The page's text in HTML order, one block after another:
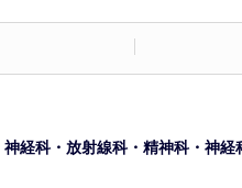
経科・放射線科・精神科・神